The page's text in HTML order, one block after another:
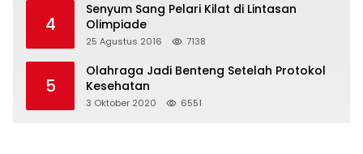
4
Senyum Sang Pelari Kilat di Lintasan
Olimpiade
25 Agustus 2016 7138
5
Olahraga Jadi Benteng Setelah Protokol
Kesehatan
3 Oktober 2020 6551